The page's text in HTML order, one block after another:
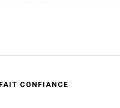
CONFIANCE